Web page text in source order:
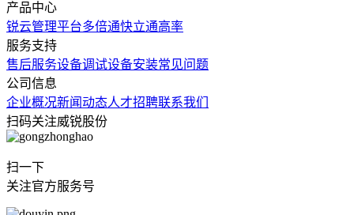
产品中心
锐云管理平台多倍通快立通高率
服务支持
售后服务设备调试设备安装常见问题
公司信息
企业概况新闻动态人才招聘联系我们
扫码关注威锐股份
扫一下
关注官方服务号